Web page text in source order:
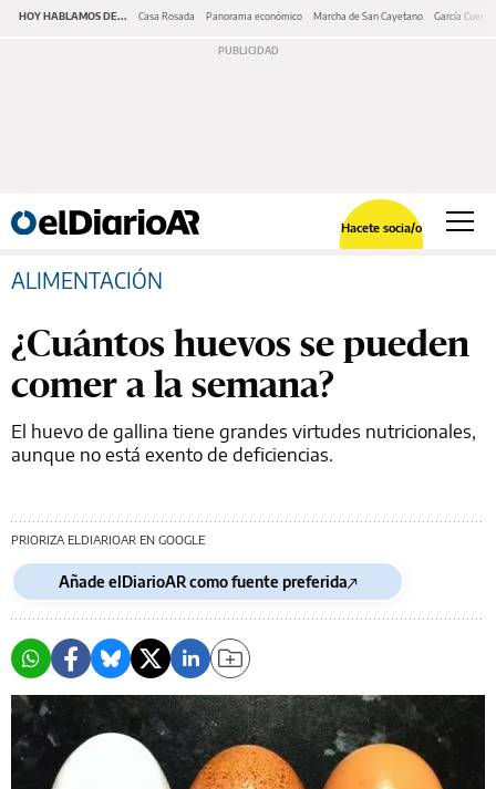
HOY HABLAMOS DE... Casa Rosada Panorama económico Marcha de San Cayetano García Cuerva
Hacete socia/o
ALIMENTACIÓN
¿Cuántos huevos se pueden
comer a la semana?
El huevo de gallina tiene grandes virtudes nutricionales,
aunque no está exento de deficiencias.
PRIORIZA ELDIARIOAR EN GOOGLE
Añade elDiarioAR como fuente preferida